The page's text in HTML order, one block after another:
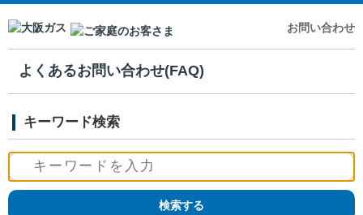
お問い合わせ
よくあるお問い合わせ(FAQ)
キーワード検索